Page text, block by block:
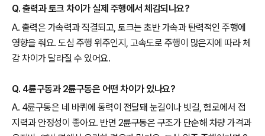
Q. 출력과 토크 차이가 실제 주행에서 체감되나요?
A. 출력은 가속력과 직결되고, 토크는 초반 가속과 탄력적인 주행에
영향을 줘요. 도심 주행 위주인지, 고속도로 주행이 많은지에 따라 체
감 차이가 달라질 수 있어요.
Q. 4륜구동과 2륜구동은 어떤 차이가 있나요?
A. 4륜구동은 네 바퀴에 동력이 전달돼 눈길이나 빗길, 험로에서 접
지력과 안정성이 좋아요. 반면 2륜구동은 구조가 단순해 차량 가격과